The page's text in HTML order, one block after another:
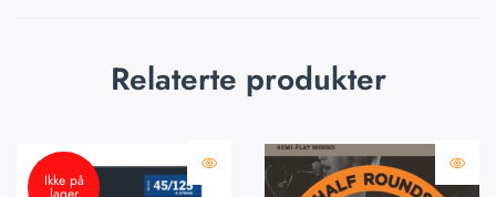
Relaterte produkter
Ikke på